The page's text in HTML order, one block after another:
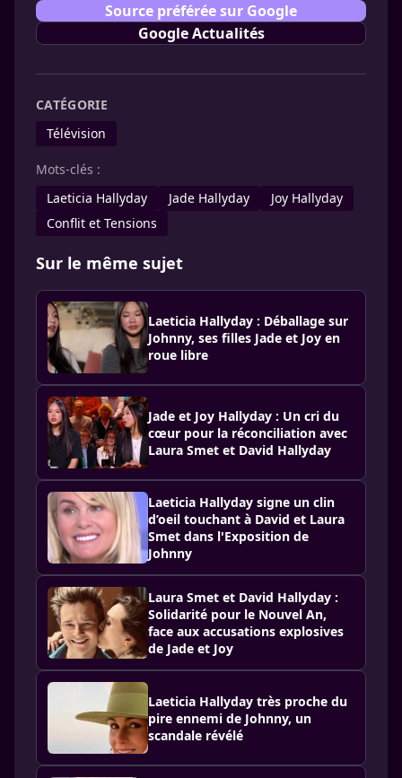
Source préférée sur Google
Google Actualités
CATÉGORIE
Télévision
Mots-clés :
Laeticia Hallyday
Jade Hallyday
Joy Hallyday
Conflit et Tensions
Sur le même sujet
Laeticia Hallyday : Déballage sur
Johnny, ses filles Jade et Joy en
roue libre
Jade et Joy Hallyday : Un cri du
cœur pour la réconciliation avec
Laura Smet et David Hallyday
Laeticia Hallyday signe un clin
d’oeil touchant à David et Laura
Smet dans l'Exposition de
Johnny
Laura Smet et David Hallyday :
Solidarité pour le Nouvel An,
face aux accusations explosives
de Jade et Joy
Laeticia Hallyday très proche du
pire ennemi de Johnny, un
scandale révélé